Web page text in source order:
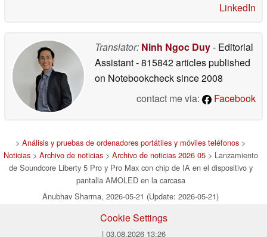
LinkedIn
Translator: Ninh Ngoc Duy- Editorial
Assistant- 815842 articles published
on Notebookchecksince 2008
contact me via:
Facebook
> Análisis y pruebas de ordenadores portátiles y móviles teléfonos >
Noticias> Archivo de noticias> Archivo de noticias 2026 05> Lanzamiento
de Soundcore Liberty 5 Pro y Pro Max con chip de IA en el dispositivo y
pantalla AMOLED en la carcasa
Anubhav Sharma, 2026-05-21 (Update: 2026-05-21)
Cookie Settings
| 03.08.2026 13:26